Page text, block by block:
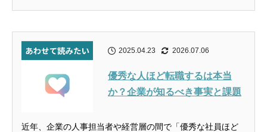
2025.04.23 2026.07.06
優秀な人ほど転職するは本当
か？企業が知るべき事実と課題
近年、企業の人事担当者や経営層の間で「優秀な社員ほど